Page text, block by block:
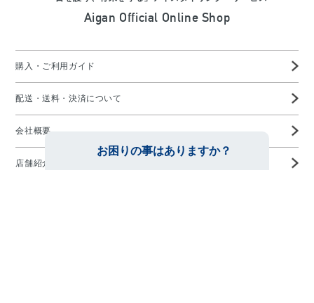
Aigan Official Online Shop
購入・ご利用ガイド
配送・送料・決済について
会社概要
店舗紹介